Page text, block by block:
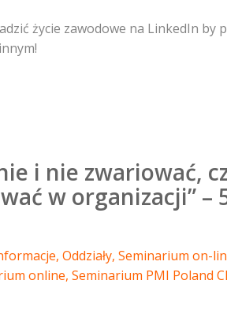
życie zawodowe na LinkedIn by
i nie zwariować,
w organizacji” –
, Oddziały, Seminarium on-
online, Seminarium PMI Poland